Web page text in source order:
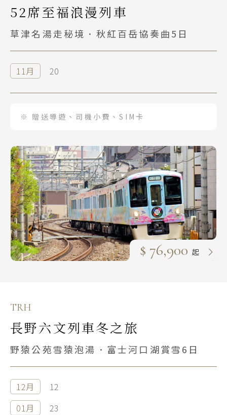
52席至福浪漫列車
草津名湯走秘境．秋紅百岳協奏曲5日
11月 20
※ 贈送導遊、司機小費、SIM卡
$ 76,900 起
TRH
長野六文列車冬之旅
野猿公苑雪猿泡湯．富士河口湖賞雪6日
12月
12
01月
23